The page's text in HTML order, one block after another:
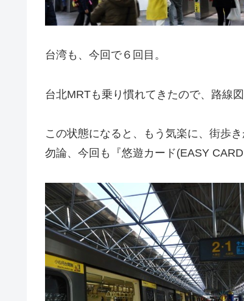
台湾も、今回で６回目。
台北MRTも乗り慣れてきたので、路線
この状態になると、もう気楽に、街歩き
勿論、今回も『悠遊カード(EASY